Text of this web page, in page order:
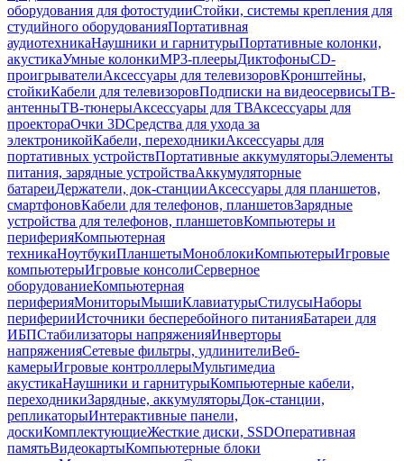
оборудования для фотостудииСтойки, системы крепления для
студийного оборудованияПортативная
аудиотехникаНаушники и гарнитурыПортативные колонки,
акустикаУмные колонкиMP3-плеерыДиктофоныCD-
проигрывателиАксессуары для телевизоровКронштейны,
стойкиКабели для телевизоровПодписки на видеосервисыТВ-
антенныТВ-тюнерыАксессуары для ТВАксессуары для
проектораОчки 3DСредства для ухода за
электроникойКабели, переходникиАксессуары для
портативных устройствПортативные аккумуляторыЭлементы
питания, зарядные устройстваАккумуляторные
батареиДержатели, док-станцииАксессуары для планшетов,
смартфоновКабели для телефонов, планшетовЗарядные
устройства для телефонов, планшетовКомпьютеры и
периферияКомпьютерная
техникаНоутбукиПланшетыМоноблокиКомпьютерыИгровые
компьютерыИгровые консолиСерверное
оборудованиеКомпьютерная
периферияМониторыМышиКлавиатурыСтилусыНаборы
периферииИсточники бесперебойного питанияБатареи для
ИБПСтабилизаторы напряженияИнверторы
напряженияСетевые фильтры, удлинителиВеб-
камерыИгровые контроллерыМультимедиа
акустикаНаушники и гарнитурыКомпьютерные кабели,
переходникиЗарядные, аккумуляторыДок-станции,
репликаторыИнтерактивные панели,
доскиКомплектующиеЖесткие диски, SSDОперативная
памятьВидеокартыКомпьютерные блоки